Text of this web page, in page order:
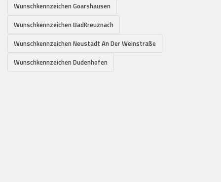
Wunschkennzeichen Goarshausen
Wunschkennzeichen BadKreuznach
Wunschkennzeichen Neustadt An Der Weinstraße
Wunschkennzeichen Dudenhofen